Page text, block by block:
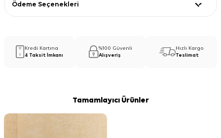
Ödeme Seçenekleri
Kredi Kartına
4 Taksit İmkanı
%100 Güvenli
Alışveriş
Hızlı Kargo
Teslimat
Tamamlayıcı Ürünler